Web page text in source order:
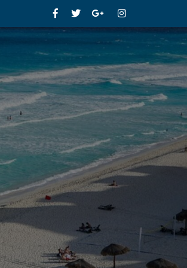
FacebookTwitterGoogle+Instagram